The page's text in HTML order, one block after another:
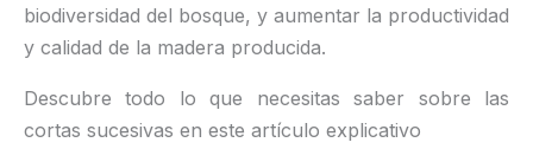
biodiversidad del bosque, y aumentar la productividad
y calidad de la madera producida.
Descubre todo lo que necesitas saber sobre las
cortas sucesivas en este artículo explicativo